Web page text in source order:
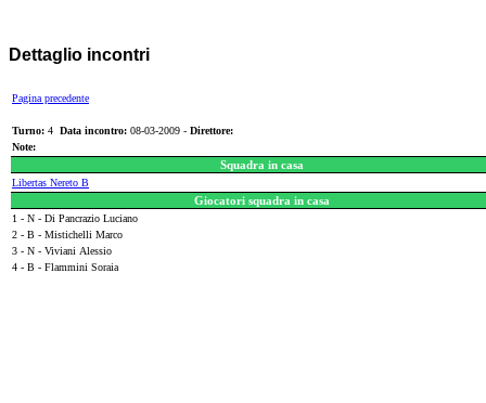
Dettaglio incontri
Pagina precedente
Turno: 4 Data incontro: 08-03-2009 - Direttore:
Note:
Squadra in casa
Libertas Nereto B
Giocatori squadra in casa
1 - N - Di Pancrazio Luciano
2 - B - Mistichelli Marco
3 - N - Viviani Alessio
4 - B - Flammini Soraia